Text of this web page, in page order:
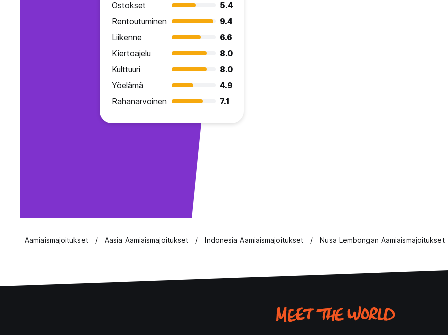
Ostokset
5.4
Rentoutuminen
9.4
Liikenne
6.6
Kiertoajelu
8.0
Kulttuuri
8.0
Yöelämä
4.9
Rahanarvoinen
7.1
Aamiaismajoitukset Aasia Aamiaismajoitukset Indonesia Aamiaismajoitukset Nusa Lembongan Aamiaismajoitukset